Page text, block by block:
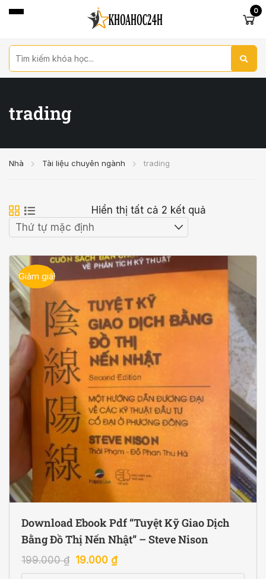
0
trading
Nhà Tài liệu chuyên ngành trading
Hiển thị tất cả 2 kết quả
Giảm giá!
Download Ebook Pdf “Tuyệt Kỹ Giao Dịch
Bằng Đồ Thị Nến Nhật” – Steve Nison
199.000₫ 19.000 ₫